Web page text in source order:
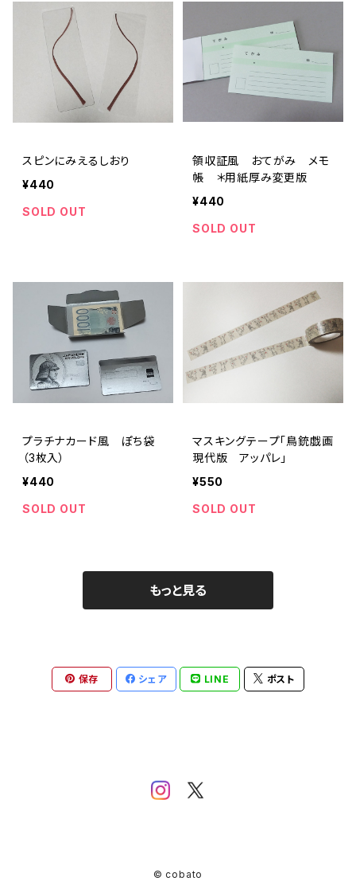
スピンにみえるしおり
¥440
SOLD OUT
領収証風 おてがみ メモ
帳 ＊用紙厚み変更版
¥440
SOLD OUT
プラチナカード風 ぽち袋
（3枚入）
¥440
SOLD OUT
マスキングテープ「鳥銃戯画
現代版 アッパレ」
¥550
SOLD OUT
もっと見る
保存 シェア LINE ポスト
© cobato